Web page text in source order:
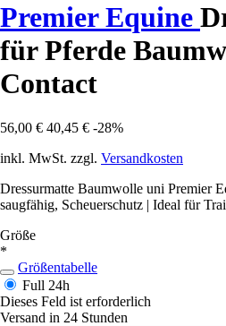
Premier Equine
für Pferde
Contact
56,00 € 40,45 € -28%
inkl. MwSt. zzgl. Versandkosten
Dressurmatte Baumwolle uni Premier
saugfähig, Scheuerschutz | Ideal für
Größe
*
Größentabelle
Full 24h
Dieses Feld ist erforderlich
Versand in 24 Stunden